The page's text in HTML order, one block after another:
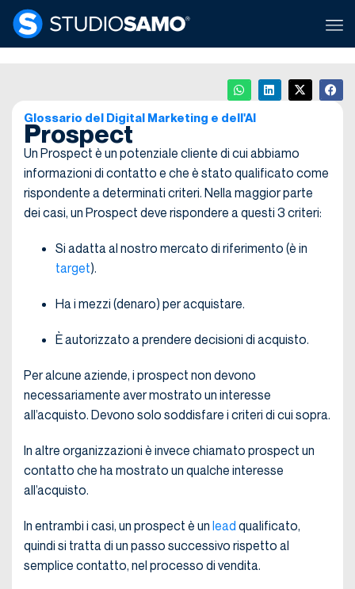
Glossario del Digital Marketing e dell'AI
Prospect
Un Prospect è un potenziale cliente di cui abbiamo
informazioni di contatto e che è stato qualificato come
rispondente a determinati criteri. Nella maggior parte
dei casi, un Prospect deve rispondere a questi 3 criteri:
Si adatta al nostro mercato di riferimento (è in
target).
Ha i mezzi (denaro) per acquistare.
È autorizzato a prendere decisioni di acquisto.
Per alcune aziende, i prospect non devono
necessariamente aver mostrato un interesse
all’acquisto. Devono solo soddisfare i criteri di cui sopra.
In altre organizzazioni è invece chiamato prospect un
contatto che ha mostrato un qualche interesse
all’acquisto.
In entrambi i casi, un prospect è un lead qualificato,
quindi si tratta di un passo successivo rispetto al
semplice contatto, nel processo di vendita.